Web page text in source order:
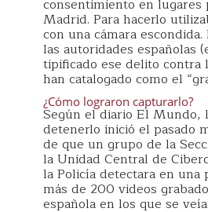
consentimiento en lugares
Madrid. Para hacerlo
con una cámara
las autoridades españolas
tipificado ese delito
han catalogado como el
¿Cómo lograron capturarlo?
Según el diario El Mundo,
detenerlo inició el pasado
de que un grupo de la
la Unidad Central de
la Policía detectara en una
más de 200 videos
española en los que se